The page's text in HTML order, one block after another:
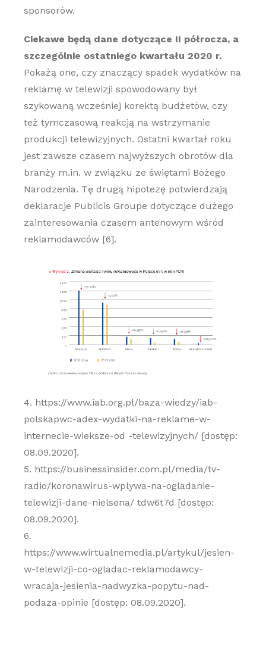
sponsorów.
Ciekawe będą dane dotyczące II półrocza, a
szczególnie ostatniego kwartału 2020 r.
Pokażą one, czy znaczący spadek wydatków na
reklamę w telewizji spowodowany był
szykowaną wcześniej korektą budżetów, czy
też tymczasową reakcją na wstrzymanie
produkcji telewizyjnych. Ostatni kwartał roku
jest zawsze czasem najwyższych obrotów dla
branży m.in. w związku ze świętami Bożego
Narodzenia. Tę drugą hipotezę potwierdzają
deklaracje Publicis Groupe dotyczące dużego
zainteresowania czasem antenowym wśród
reklamodawców [6].
4. https://www.iab.org.pl/baza-wiedzy/iab-
polskapwc-adex-wydatki-na-reklame-w-
internecie-wieksze-od -telewizyjnych/ [dostęp:
08.09.2020].
5. https://businessinsider.com.pl/media/tv-
radio/koronawirus-wplywa-na-ogladanie-
telewizji-dane-nielsena/ tdw6t7d [dostęp:
08.09.2020].
6.
https://www.wirtualnemedia.pl/artykul/jesien-
w-telewizji-co-ogladac-reklamodawcy-
wracaja-jesienia-nadwyzka-popytu-nad-
podaza-opinie [dostęp: 08.09.2020].